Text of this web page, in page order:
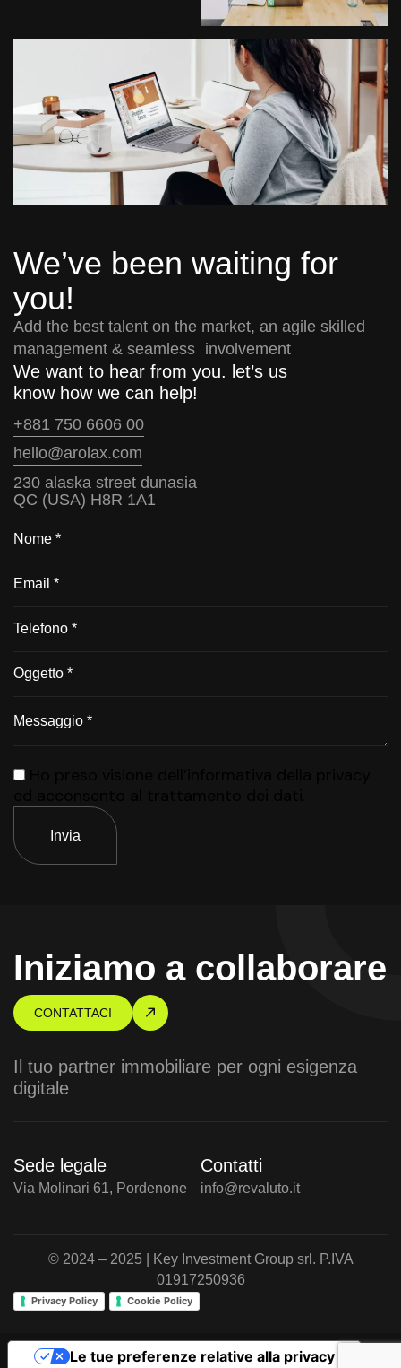
We’ve been waiting for
you!
Add the best talent on the market, an agile skilled
management & seamless involvement
We want to hear from you. let’s us
know how we can help!
+881 750 6606 00
hello@arolax.com
230 alaska street dunasia
QC (USA) H8R 1A1
Invia
Iniziamo a collaborare
CONTATTACI
Il tuo partner immobiliare per ogni esigenza
digitale
Sede legale
Via Molinari 61, Pordenone
Contatti
info@revaluto.it
© 2024 – 2025 | Key Investment Group srl. P.IVA
01917250936
Privacy Policy Cookie Policy
Le tue preferenze relative alla privacy